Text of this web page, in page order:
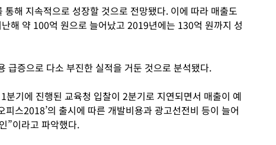
통해 지속적으로 성장할 것으로 전망됐다. 이에 따라 매출도
해 약 100억 원으로 늘어났고 2019년에는 130억 원까지 성
급증으로 다소 부진한 실적을 거둔 것으로 분석됐다.
분기에 진행된 교육청 입찰이 2분기로 지연되면서 매출이 예
피스2018’의 출시에 따른 개발비용과 광고선전비 등이 늘어
”이라고 파악했다.